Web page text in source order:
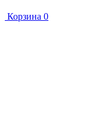
Корзина 0